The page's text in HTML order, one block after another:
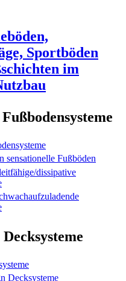
Sportböden
im
Fußbodensysteme
sensationelle Fußböden
dissipative
Decksysteme
Decksysteme